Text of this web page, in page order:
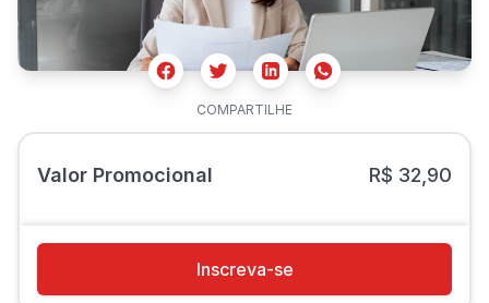
FacebookTwitterLinkedinWhatsapp
COMPARTILHE
Valor Promocional R$ 32,90
Inscreva-se